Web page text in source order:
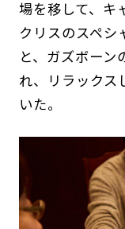
場を移して、キ
クリスのスペ
と、ガズボーン
れ、リラックス
いた。